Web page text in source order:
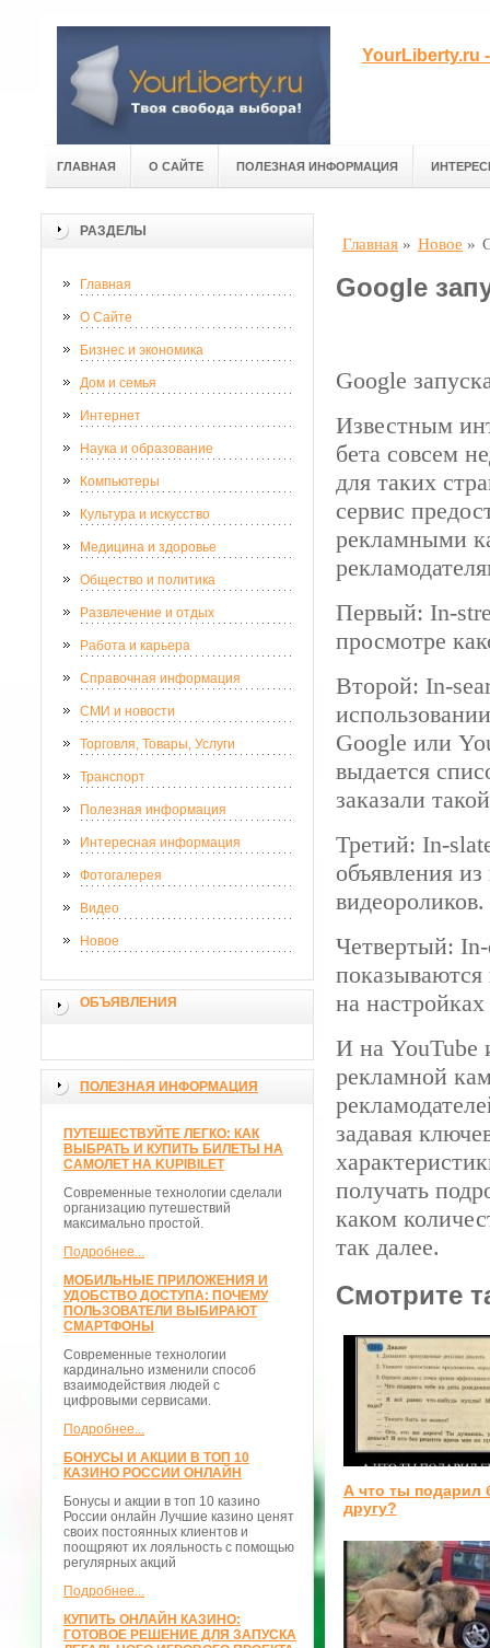
YourLiberty.ru
ГЛАВНАЯ О САЙТЕ ПОЛЕЗНАЯ ИНФОРМАЦИЯ
РАЗДЕЛЫ
Главная
О Сайте
Бизнес и экономика
Дом и семья
Интернет
Наука и образование
Компьютеры
Культура и искусство
Медицина и здоровье
Общество и политика
Развлечение и отдых
Работа и карьера
Справочная информация
СМИ и новости
Торговля, Товары, Услуги
Транспорт
Полезная информация
Интересная информация
Фотогалерея
Видео
Новое
ОБЪЯВЛЕНИЯ
ПОЛЕЗНАЯ ИНФОРМАЦИЯ
ПУТЕШЕСТВУЙТЕ ЛЕГКО: КАК
ВЫБРАТЬ И КУПИТЬ БИЛЕТЫ НА
САМОЛЕТ НА KUPIBILET
Современные технологии сделали
организацию путешествий
максимально простой.
Подробнее...
МОБИЛЬНЫЕ ПРИЛОЖЕНИЯ И
УДОБСТВО ДОСТУПА: ПОЧЕМУ
ПОЛЬЗОВАТЕЛИ ВЫБИРАЮТ
СМАРТФОНЫ
Современные технологии
кардинально изменили способ
взаимодействия людей с
цифровыми сервисами.
Подробнее...
БОНУСЫ И АКЦИИ В ТОП 10
КАЗИНО РОССИИ ОНЛАЙН
Бонусы и акции в топ 10 казино
России онлайн Лучшие казино ценят
своих постоянных клиентов и
поощряют их лояльность с помощью
регулярных акций
Подробнее...
КУПИТЬ ОНЛАЙН КАЗИНО:
ГОТОВОЕ РЕШЕНИЕ ДЛЯ ЗАПУСКА
Главная » Новое »
Google
Google
Известным
бета совсем
для таких
сервис
рекламными
Первый: In-
просмотре
Второй: In-
Google или
выдается
заказали
Третий: In-
объявления
видеороликов.
Четвертый:
на
И на YouTube
рекламной
задавая
получать
каком
так далее.
Смотрите
А что ты подарил
другу?